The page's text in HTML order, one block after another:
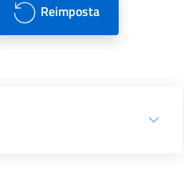
Reimposta